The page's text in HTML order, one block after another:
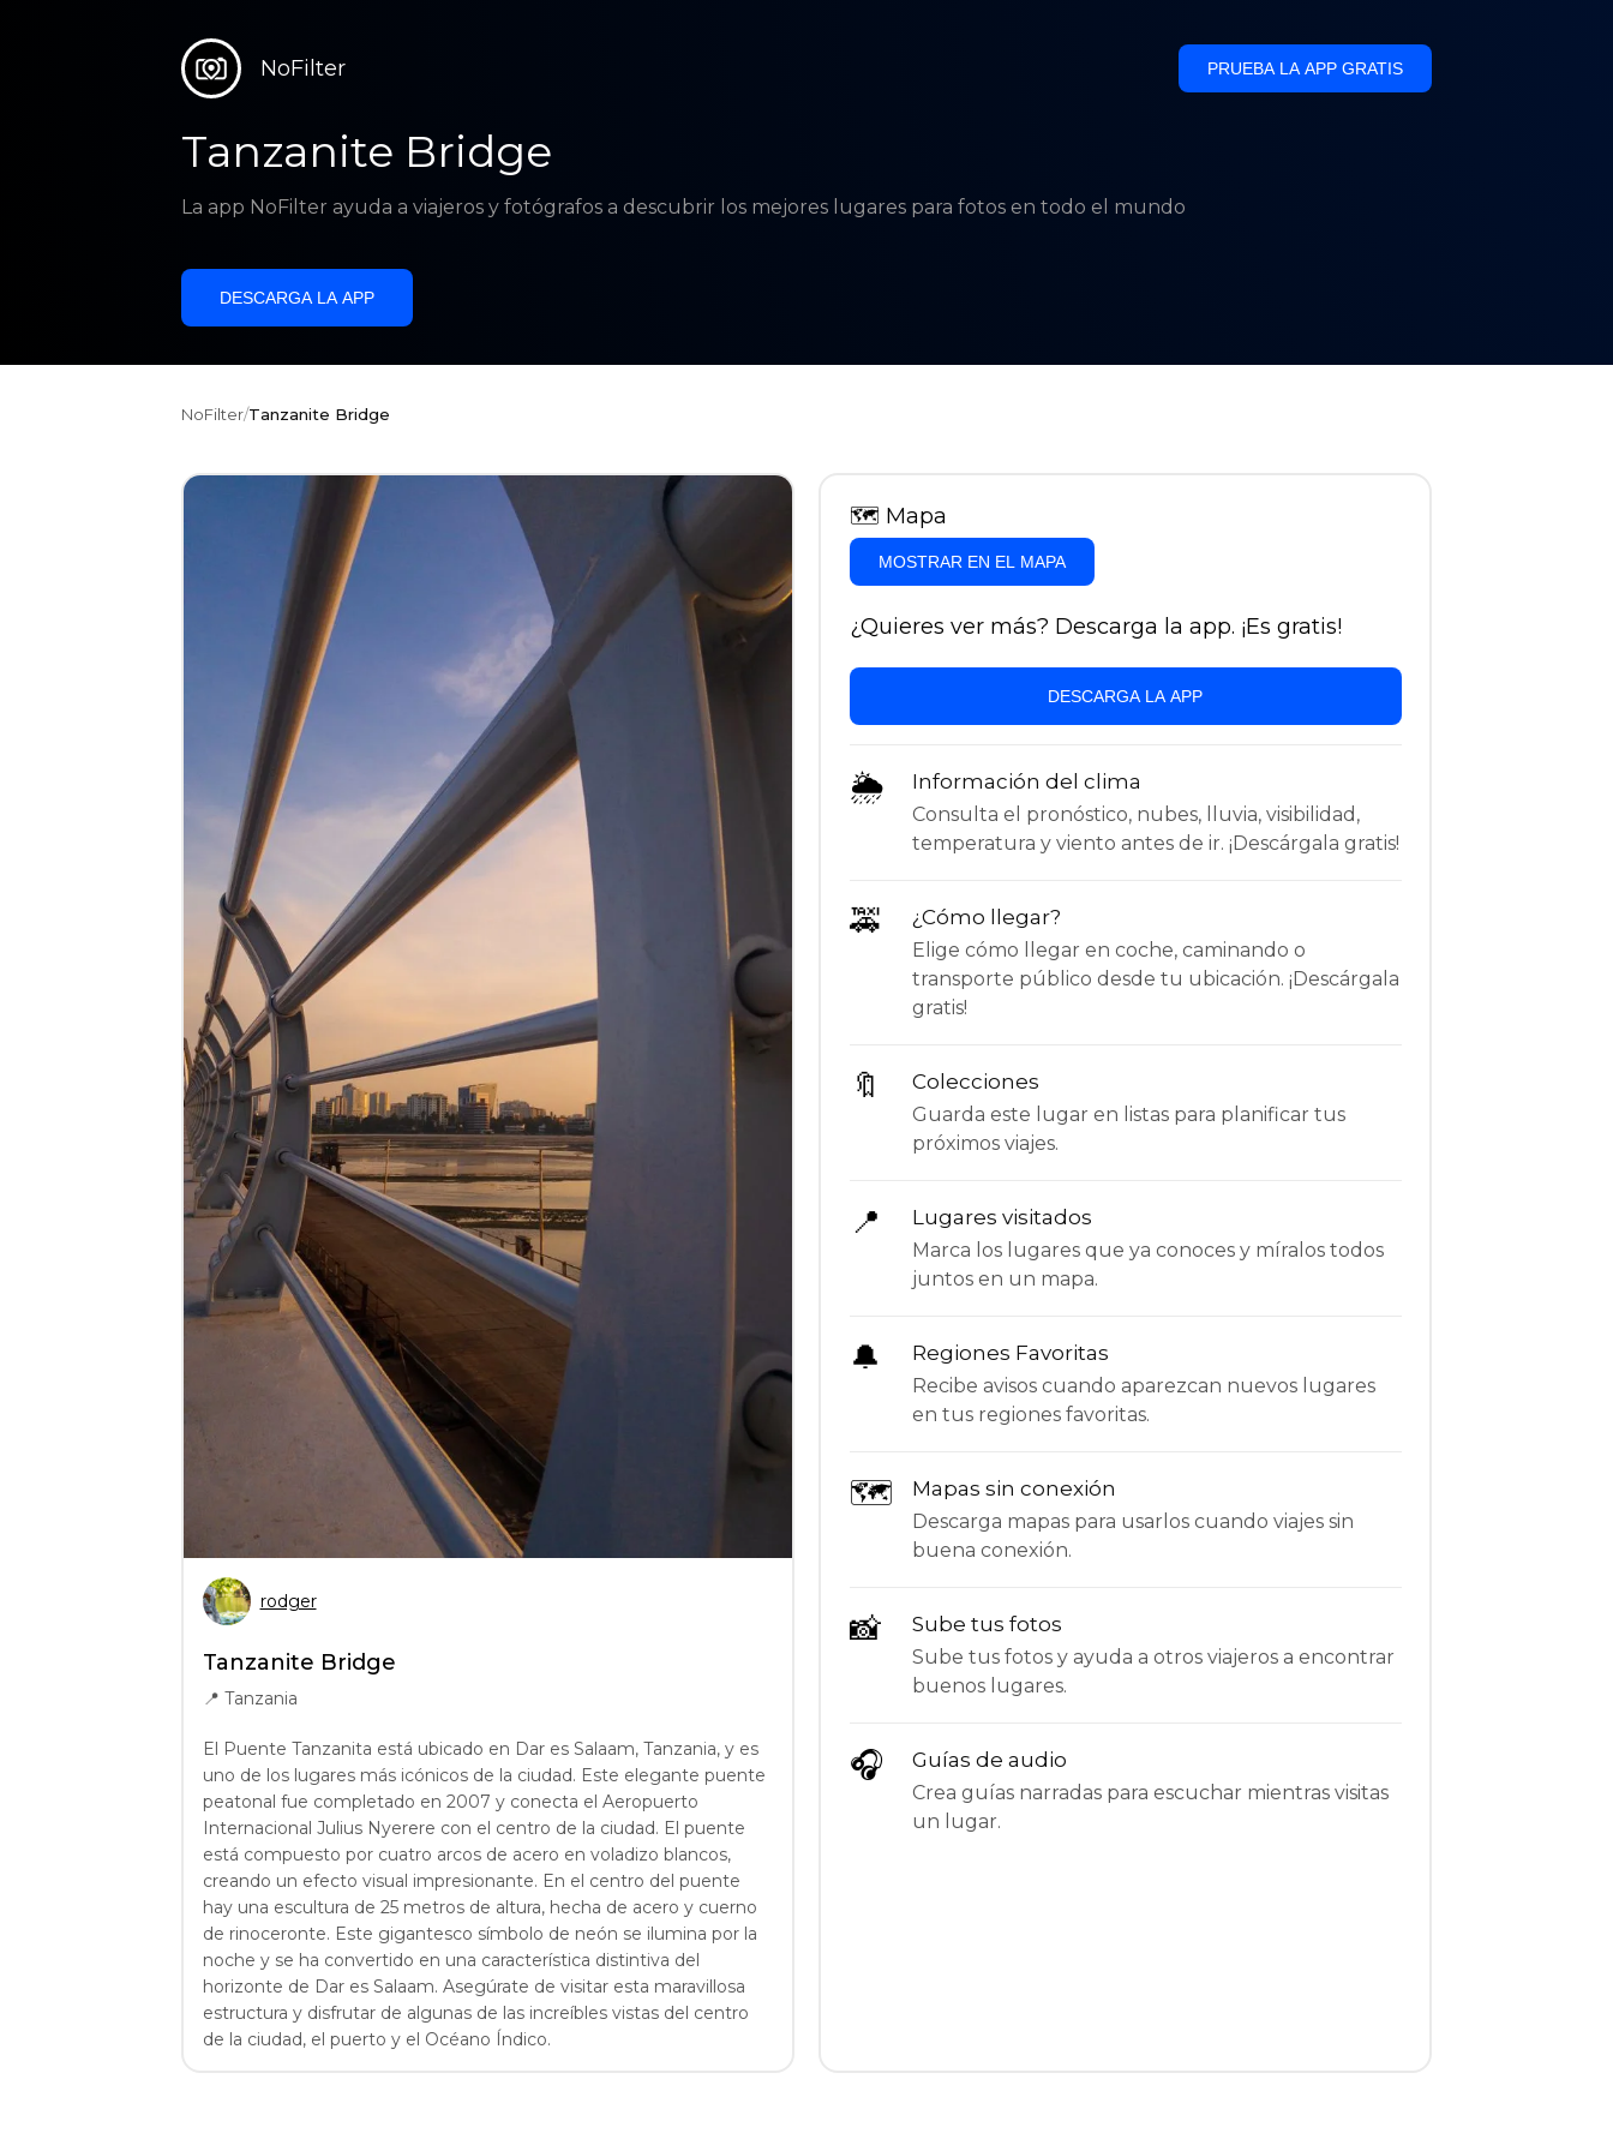
NoFilter PRUEBA LA APP GRATIS
Tanzanite Bridge
La app NoFilter ayuda a viajeros y fotógrafos a descubrir los mejores lugares para fotos en todo el mundo
DESCARGA LA APP
NoFilter/Tanzanite Bridge
rodger
Tanzanite Bridge
📍 Tanzania
El Puente Tanzanita está ubicado en Dar es Salaam, Tanzania, y es
uno de los lugares más icónicos de la ciudad. Este elegante puente
peatonal fue completado en 2007 y conecta el Aeropuerto
Internacional Julius Nyerere con el centro de la ciudad. El puente
está compuesto por cuatro arcos de acero en voladizo blancos,
creando un efecto visual impresionante. En el centro del puente
hay una escultura de 25 metros de altura, hecha de acero y cuerno
de rinoceronte. Este gigantesco símbolo de neón se ilumina por la
noche y se ha convertido en una característica distintiva del
horizonte de Dar es Salaam. Asegúrate de visitar esta maravillosa
estructura y disfrutar de algunas de las increíbles vistas del centro
de la ciudad, el puerto y el Océano Índico.
🗺 Mapa
MOSTRAR EN EL MAPA
¿Quieres ver más? Descarga la app. ¡Es gratis!
DESCARGA LA APP
🌦 Información del clima
Consulta el pronóstico, nubes, lluvia, visibilidad,
temperatura y viento antes de ir. ¡Descárgala gratis!
🚕 ¿Cómo llegar?
Elige cómo llegar en coche, caminando o
transporte público desde tu ubicación. ¡Descárgala
gratis!
🔖 Colecciones
Guarda este lugar en listas para planificar tus
próximos viajes.
📍 Lugares visitados
Marca los lugares que ya conoces y míralos todos
juntos en un mapa.
🔔 Regiones Favoritas
Recibe avisos cuando aparezcan nuevos lugares
en tus regiones favoritas.
🗺 Mapas sin conexión
Descarga mapas para usarlos cuando viajes sin
buena conexión.
📸 Sube tus fotos
Sube tus fotos y ayuda a otros viajeros a encontrar
buenos lugares.
🎧 Guías de audio
Crea guías narradas para escuchar mientras visitas
un lugar.